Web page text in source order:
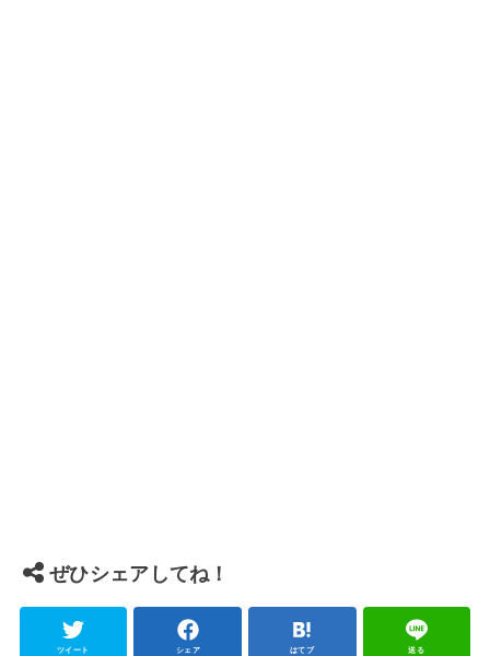
ぜひシェアしてね！
ツイート シェア はてブ 送る